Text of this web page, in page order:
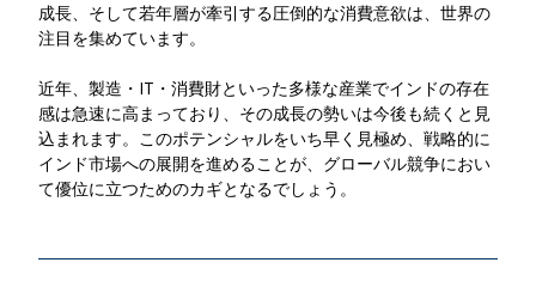
成長、そして若年層が牽引する圧倒的な消費意欲は、世界の
注目を集めています。
近年、製造・IT・消費財といった多様な産業でインドの存在
感は急速に高まっており、その成長の勢いは今後も続くと見
込まれます。このポテンシャルをいち早く見極め、戦略的に
インド市場への展開を進めることが、グローバル競争におい
て優位に立つためのカギとなるでしょう。